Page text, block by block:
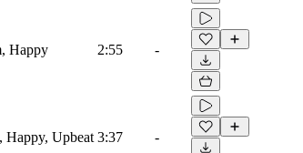
Happy 2:55 -
Happy, Upbeat 3:37 -